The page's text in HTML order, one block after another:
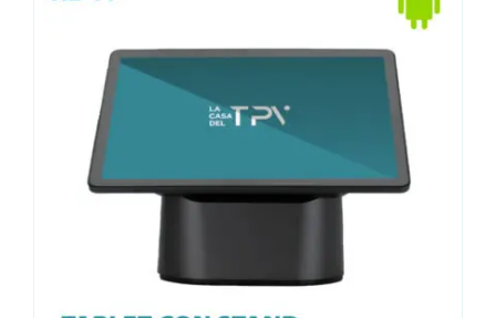
pueden
la
de